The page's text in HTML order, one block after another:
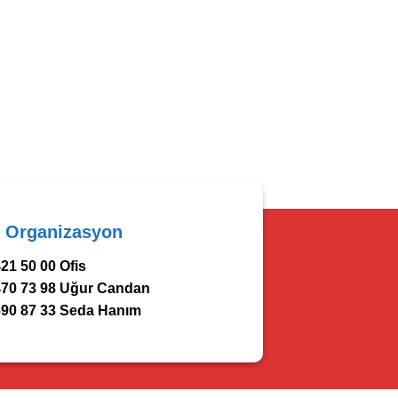
50 00 Ofis
73 98 Uğur Candan
87 33 Seda Hanım